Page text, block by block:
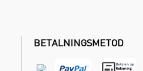
BETALNINGSMETOD